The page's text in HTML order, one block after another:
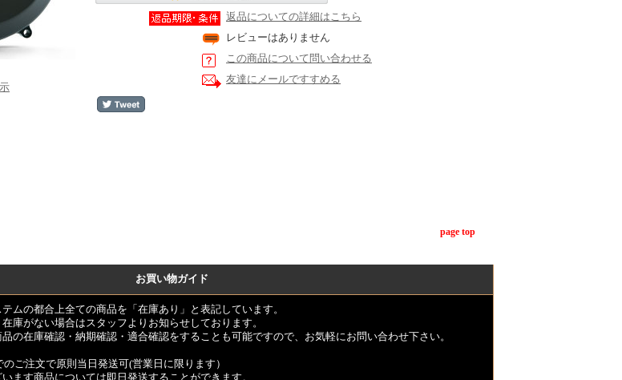
返品についての詳細はこちら
レビューはありません
この商品について問い合わせる
友達にメールですすめる
page top
お買い物ガイド
ムの都合上全ての商品を「在庫あり」と表記しています。
庫がない場合はスタッフよりお知らせしております。
の在庫確認・納期確認・適合確認をすることも可能ですので、お気軽にお問い合わせ下さい。
のご注文で原則当日発送可(営業日に限ります）
ます商品については即日発送することができます。